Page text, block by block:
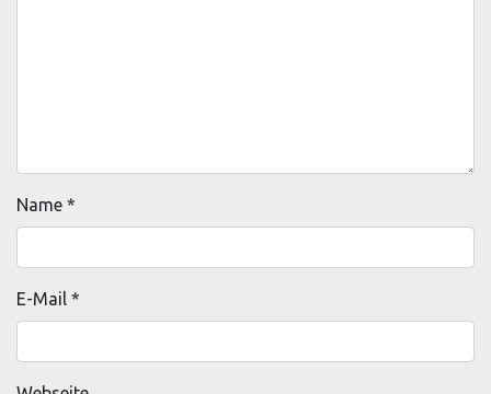
Name *
E-Mail *